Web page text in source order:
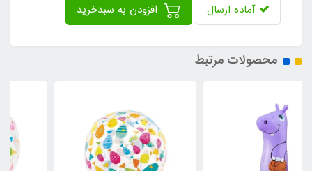
آماده ارسال
محصولات مرتبط